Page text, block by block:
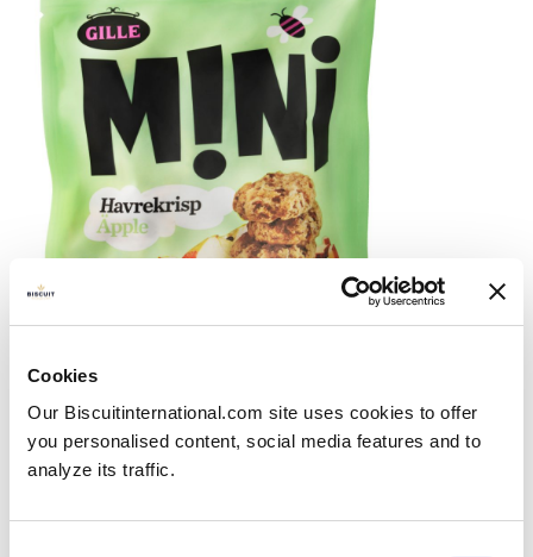
Cookies
Our Biscuitinternational.com site uses cookies to offer
you personalised content, social media features and to
analyze its traffic.
Apfelstückchen
Publié le
20/11/2023
GILLE backt seine Erzeugnisse im Norden von
Skåne,...